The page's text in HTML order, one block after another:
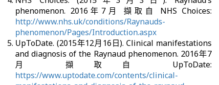
phenomenon. 2016年7月 擷取自 NHS Choices:
http://www.nhs.uk/conditions/Raynauds-
phenomenon/Pages/Introduction.aspx
UpToDate. (2015年12月16日). Clinical manifestations
and diagnosis of the Raynaud phenomenon. 2016年7
月 擷取自 UpToDate:
https://www.uptodate.com/contents/clinical-